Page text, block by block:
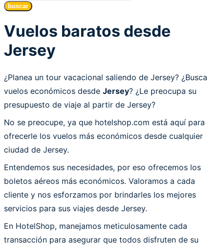
buscar
Vuelos baratos desde
Jersey
¿Planea un tour vacacional saliendo de Jersey? ¿Busca
vuelos económicos desde Jersey? ¿Le preocupa su
presupuesto de viaje al partir de Jersey?
No se preocupe, ya que hotelshop.com está aquí para
ofrecerle los vuelos más económicos desde cualquier
ciudad de Jersey.
Entendemos sus necesidades, por eso ofrecemos los
boletos aéreos más económicos. Valoramos a cada
cliente y nos esforzamos por brindarles los mejores
servicios para sus viajes desde Jersey.
En HotelShop, manejamos meticulosamente cada
transacción para asegurar que todos disfruten de su